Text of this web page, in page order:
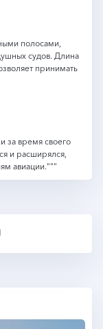
полосами,
судов. Длина
принимать
за время своего
и расширялся,
авиации."""